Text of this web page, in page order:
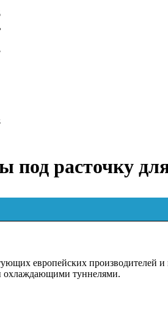
под расточку
европейских производителей и
охлаждающими туннелями.